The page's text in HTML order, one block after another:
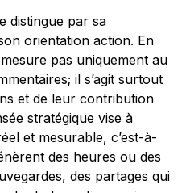
distingue par sa
orientation action. En
pas uniquement au
il s’agit surtout
et de leur contribution
stratégique vise à
et mesurable, c’est-à-
des heures ou des
des partages qui